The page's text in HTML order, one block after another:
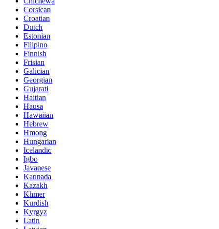
Corsican
Croatian
Dutch
Estonian
Filipino
Finnish
Frisian
Galician
Georgian
Gujarati
Haitian
Hausa
Hawaiian
Hebrew
Hmong
Hungarian
Icelandic
Igbo
Javanese
Kannada
Kazakh
Khmer
Kurdish
Kyrgyz
Latin